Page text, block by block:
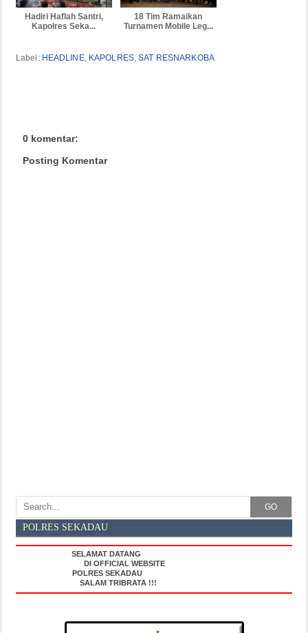
Hadiri Haflah Santri,
Kapolres Seka...
18 Tim Ramaikan
Turnamen Mobile Leg...
Label: HEADLINE, KAPOLRES,SAT RESNARKOBA
0 komentar:
Posting Komentar
GO
POLRES SEKADAU
SELAMAT DATANG
DI OFFICIAL WEBSITE
POLRES SEKADAU
SALAM TRIBRATA !!!